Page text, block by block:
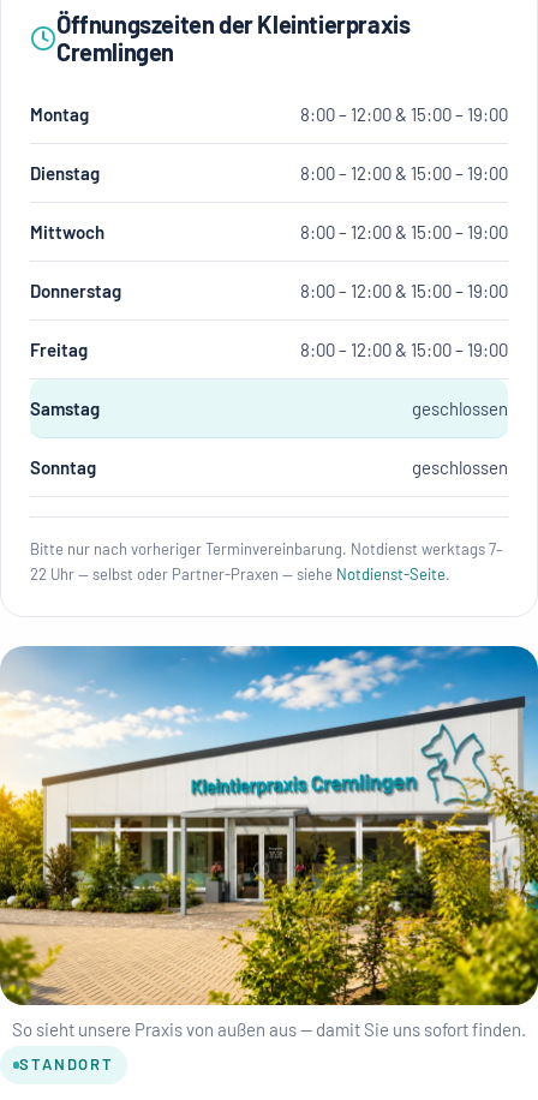
Öffnungszeiten der Kleintierpraxis
Cremlingen
Montag 8:00 – 12:00 & 15:00 – 19:00
Dienstag 8:00 – 12:00 & 15:00 – 19:00
Mittwoch 8:00 – 12:00 & 15:00 – 19:00
Donnerstag 8:00 – 12:00 & 15:00 – 19:00
Freitag 8:00 – 12:00 & 15:00 – 19:00
Samstag geschlossen
Sonntag geschlossen
Bitte nur nach vorheriger Termin­vereinbarung. Notdienst werktags 7–
22 Uhr — selbst oder Partner-Praxen — siehe Notdienst-Seite.
So sieht unsere Praxis von außen aus — damit Sie uns sofort finden.
STANDORT